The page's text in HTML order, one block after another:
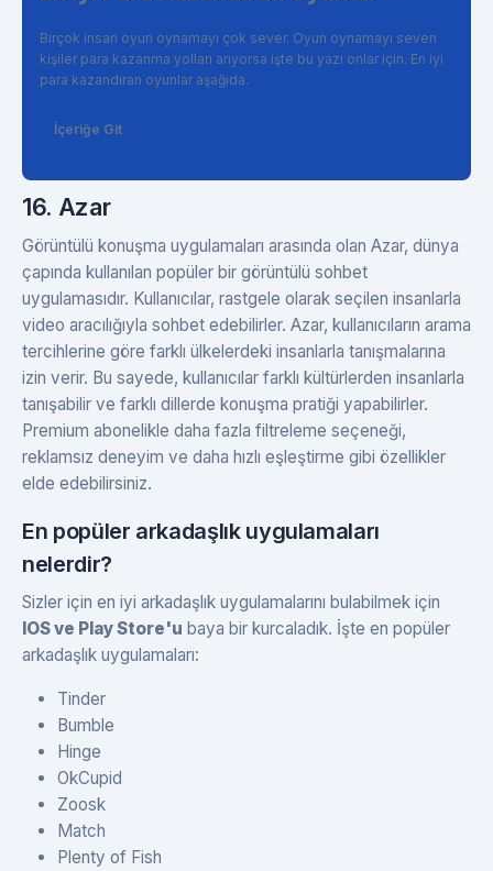
Birçok insan oyun oynamayı çok sever. Oyun oynamayı seven
kişiler para kazanma yolları arıyorsa işte bu yazı onlar için. En iyi
para kazandıran oyunlar aşağıda.
İçeriğe Git
16. Azar
Görüntülü konuşma uygulamaları arasında olan Azar, dünya
çapında kullanılan popüler bir görüntülü sohbet
uygulamasıdır. Kullanıcılar, rastgele olarak seçilen insanlarla
video aracılığıyla sohbet edebilirler. Azar, kullanıcıların arama
tercihlerine göre farklı ülkelerdeki insanlarla tanışmalarına
izin verir. Bu sayede, kullanıcılar farklı kültürlerden insanlarla
tanışabilir ve farklı dillerde konuşma pratiği yapabilirler.
Premium abonelikle daha fazla filtreleme seçeneği,
reklamsız deneyim ve daha hızlı eşleştirme gibi özellikler
elde edebilirsiniz.
En popüler arkadaşlık uygulamaları
nelerdir?
Sizler için en iyi arkadaşlık uygulamalarını bulabilmek için
IOS ve Play Store'u baya bir kurcaladık. İşte en popüler
arkadaşlık uygulamaları:
Tinder
Bumble
Hinge
OkCupid
Zoosk
Match
Plenty of Fish